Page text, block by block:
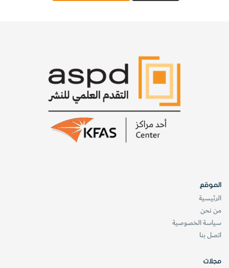
الموقع
الرئيسية
من نحن
سياسة الخصوصية
اتصل بنا
مجلات